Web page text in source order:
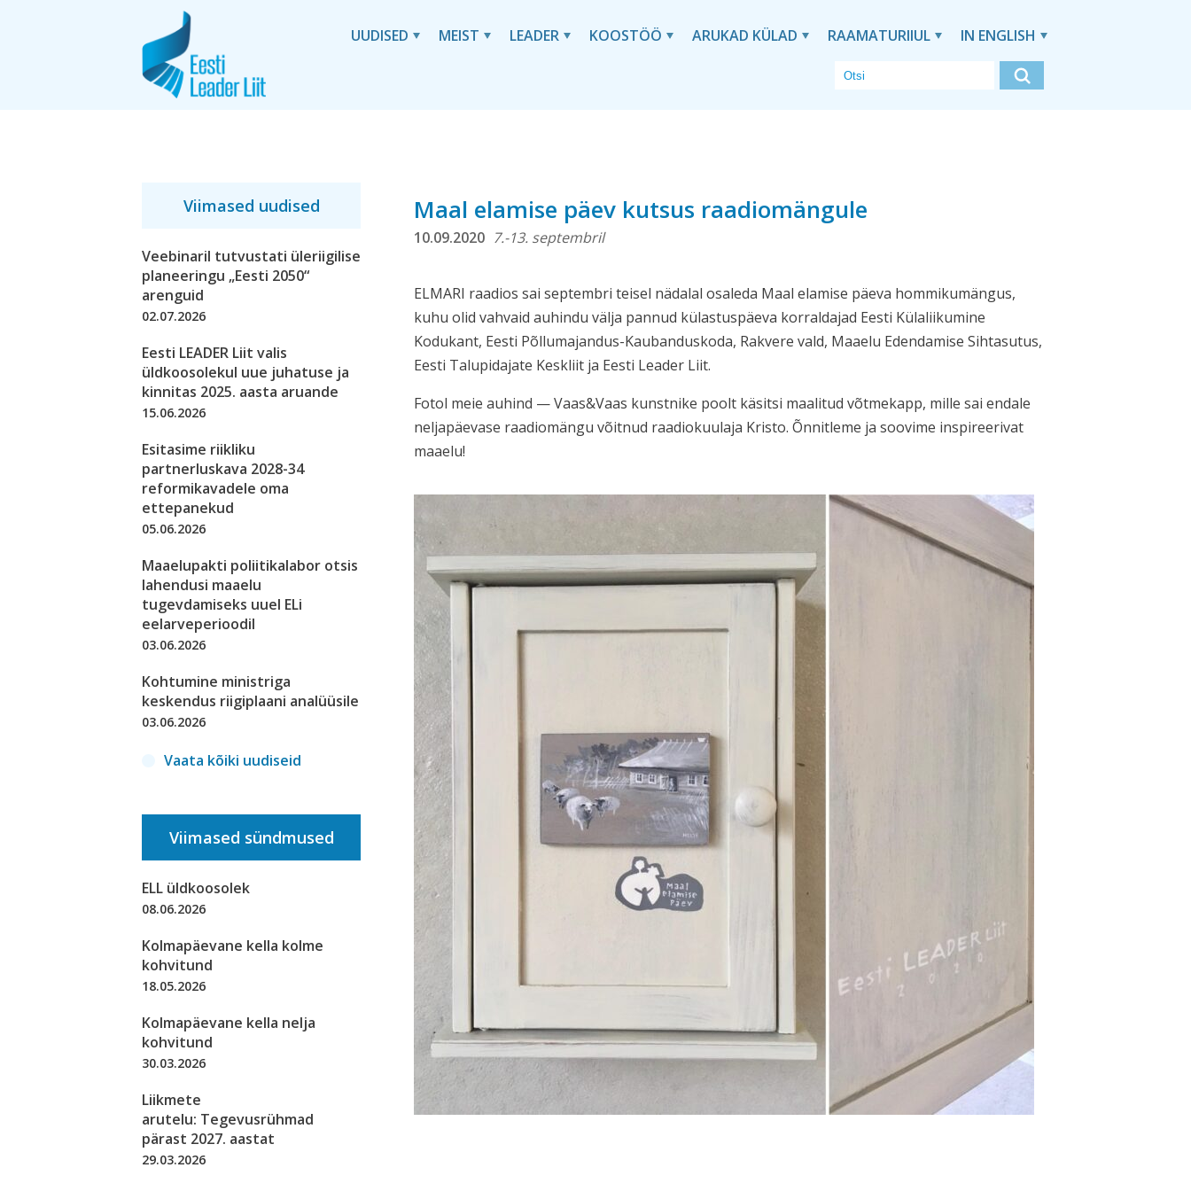
UUDISED MEIST LEADER KOOSTÖÖ ARUKAD KÜLAD RAAMATURIIUL IN ENGLISH
Viimased uudised
Veebinaril tutvustati üleriigilise
planeeringu „Eesti 2050“
arenguid
02.07.2026
Eesti LEADER Liit valis
üldkoosolekul uue juhatuse ja
kinnitas 2025. aasta aruande
15.06.2026
Esitasime riikliku
partnerluskava 2028-34
reformikavadele oma
ettepanekud
05.06.2026
Maaelupakti poliitikalabor otsis
lahendusi maaelu
tugevdamiseks uuel ELi
eelarveperioodil
03.06.2026
Kohtumine ministriga
keskendus riigiplaani analüüsile
03.06.2026
Vaata kõiki uudiseid
Viimased sündmused
ELL üldkoosolek
08.06.2026
Kolmapäevane kella kolme
kohvitund
18.05.2026
Kolmapäevane kella nelja
kohvitund
30.03.2026
Liikmete
arutelu: Tegevusrühmad
pärast 2027. aastat
29.03.2026
Maal elamise päev kutsus raadiomängule
10.09.2020 7.-13. septembril
ELMARI raadios sai septembri teisel nädalal osaleda Maal elamise päeva hommikumängus,
kuhu olid vahvaid auhindu välja pannud külastuspäeva korraldajad Eesti Külaliikumine
Kodukant, Eesti Põllumajandus-Kaubanduskoda, Rakvere vald, Maaelu Edendamise Sihtasutus,
Eesti Talupidajate Keskliit ja Eesti Leader Liit.
Fotol meie auhind — Vaas&Vaas kunstnike poolt käsitsi maalitud võtmekapp, mille sai endale
neljapäevase raadiomängu võitnud raadiokuulaja Kristo. Õnnitleme ja soovime inspireerivat
maaelu!